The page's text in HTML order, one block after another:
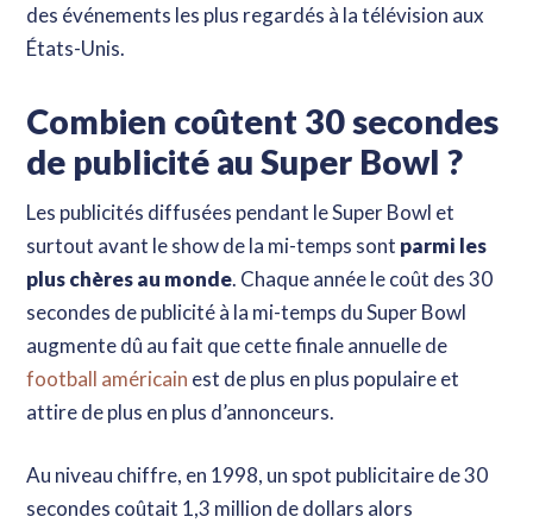
des événements les plus regardés à la télévision aux
États-Unis.
Combien coûtent 30 secondes
de publicité au Super Bowl ?
Les publicités diffusées pendant le Super Bowl et
surtout avant le show de la mi-temps sont parmi les
plus chères au monde. Chaque année le coût des 30
secondes de publicité à la mi-temps du Super Bowl
augmente dû au fait que cette finale annuelle de
football américain est de plus en plus populaire et
attire de plus en plus d’annonceurs.
Au niveau chiffre, en 1998, un spot publicitaire de 30
secondes coûtait 1,3 million de dollars alors